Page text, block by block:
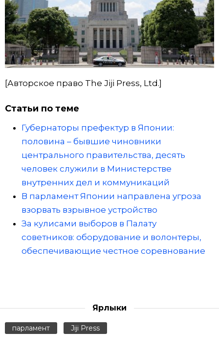
[Авторское право The Jiji Press, Ltd.]
Статьи по теме
Губернаторы префектур в Японии:
половина – бывшие чиновники
центрального правительства, десять
человек служили в Министерстве
внутренних дел и коммуникаций
В парламент Японии направлена угроза
взорвать взрывное устройство
За кулисами выборов в Палату
советников: оборудование и волонтеры,
обеспечивающие честное соревнование
Ярлыки
парламент Jiji Press